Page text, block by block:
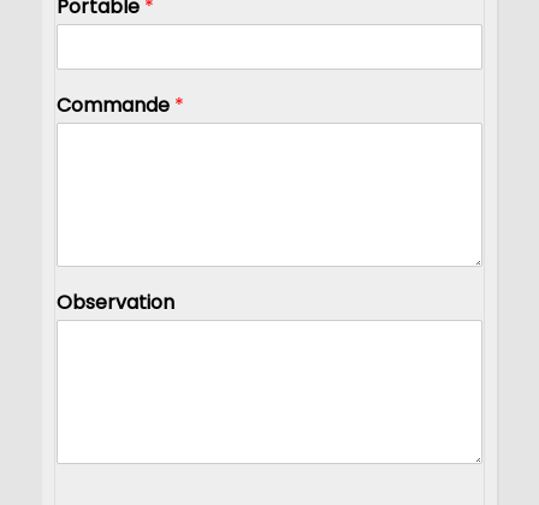
Portable *
Commande *
Observation